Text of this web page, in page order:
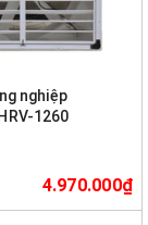
nghiệp
1260
4.970.000₫